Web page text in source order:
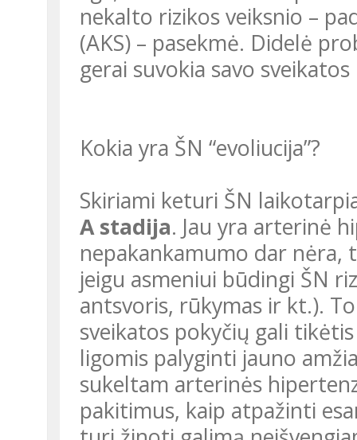
nekalto rizikos veiksnio –
(AKS) – pasekmė. Didelė
gerai suvokia savo
Kokia yra ŠN “evoliucija”?
Skiriami keturi ŠN
A stadija. Jau yra arterinė
nepakankamumo dar nėra,
jeigu asmeniui būdingi ŠN
antsvoris, rūkymas ir kt.).
sveikatos pokyčių gali
ligomis palyginti jauno
sukeltam arterinės
pakitimus, kaip atpažinti